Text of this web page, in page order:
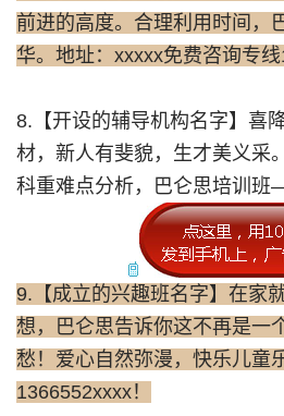
前进的高度。合理利用时间，
华。地址：xxxxx免费咨询专
8.【开设的辅导机构名字】喜
材，新人有斐貌，生才美义
科重难点分析，巴仑思培训班
9.【成立的兴趣班名字】在家
想，巴仑思告诉你这不再是一
愁！爱心自然弥漫，快乐儿童
1366552xxxx！